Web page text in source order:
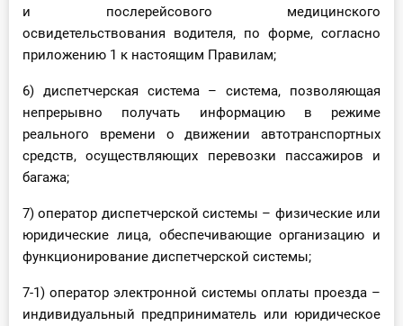
и послерейсового медицинского
освидетельствования водителя, по форме, согласно
приложению 1 к настоящим Правилам;
6) диспетчерская система – система, позволяющая
непрерывно получать информацию в режиме
реального времени о движении автотранспортных
средств, осуществляющих перевозки пассажиров и
багажа;
7) оператор диспетчерской системы – физические или
юридические лица, обеспечивающие организацию и
функционирование диспетчерской системы;
7-1) оператор электронной системы оплаты проезда –
индивидуальный предприниматель или юридическое